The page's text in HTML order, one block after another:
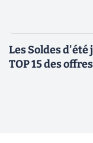
Les Soldes
TOP 15 des